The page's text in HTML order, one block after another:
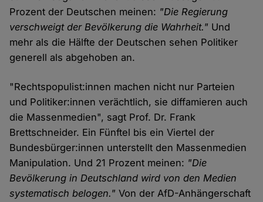
Prozent der Deutschen meinen: "Die Regierung
verschweigt der Bevölkerung die Wahrheit." Und
mehr als die Hälfte der Deutschen sehen Politiker
generell als abgehoben an.
"Rechtspopulist:innen machen nicht nur Parteien
und Politiker:innen verächtlich, sie diffamieren auch
die Massenmedien", sagt Prof. Dr. Frank
Brettschneider. Ein Fünftel bis ein Viertel der
Bundesbürger:innen unterstellt den Massenmedien
Manipulation. Und 21 Prozent meinen: "Die
Bevölkerung in Deutschland wird von den Medien
systematisch belogen." Von der AfD-Anhängerschaft